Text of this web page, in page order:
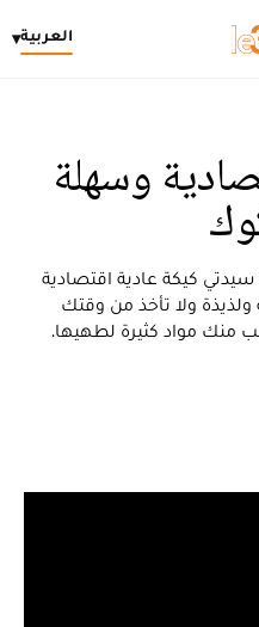
العربية▾
وسهلة
كيكة عادية اقتصادية
ولذيذة ولا تأخذ من وقتك
منك مواد كثيرة لطهيها.